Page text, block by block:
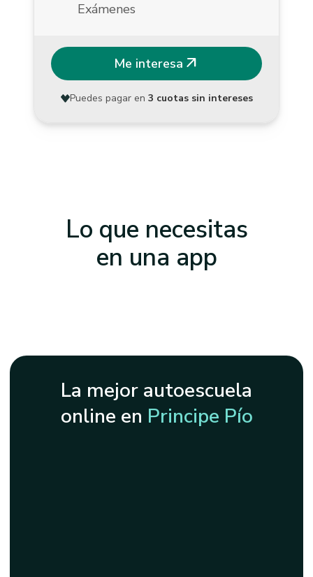
Exámenes
Me interesa arrow_outward
Puedes pagar en 3 cuotas sin intereses
Lo que necesitas
en una app
La mejor autoescuela
online en Principe Pío